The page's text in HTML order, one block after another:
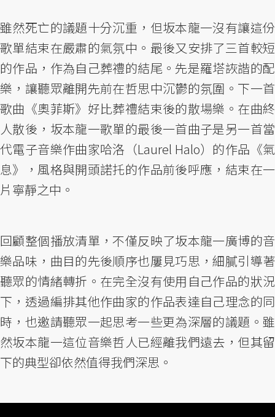
雖然死亡的議題十分沉重，但坂本龍一沒有讓這份
歌單結束在嚴肅的氣氛中。最後又安排了三首較短
的作品，作為自己葬禮的結尾。先是羅塔詼諧的配
樂，讓聽眾離開先前在哲思中沉鬱的氛圍。下一首
歌曲《奧菲斯》好比葬禮結束後的散場樂。在曲終
人散後，坂本龍一歌單的最後一首曲子是另一首當
代電子音樂作曲家哈洛（Laurel Halo）的作品《氣
息》，風格與開頭諾托的作品前後呼應，結束在一
片寧靜之中。
回顧整個播放清單，不僅反映了坂本龍一廣博的音
樂品味，曲目的先後順序也屢見巧思，細膩引導著
聽眾的情緒轉折。在完全沒有使用自己作品的狀況
下，透過編排其他作曲家的作品表達自己理念的同
時，也邀請聽眾一起思考一些更為深層的議題。雖
然坂本龍一這位音樂哲人已經離我們遠去，但其留
下的典型卻依然值得我們深思。